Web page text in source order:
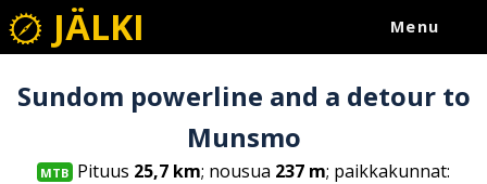
JÄLKI Menu
Sundom powerline and a detour to
Munsmo
MTB Pituus 25,7 km; nousua 237 m; paikkakunnat: